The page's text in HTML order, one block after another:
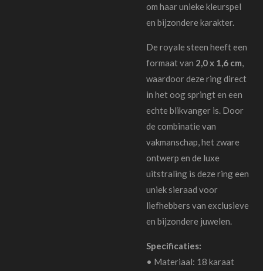
om haar unieke kleurspel
en bijzondere karakter.
De royale steen heeft een
formaat van 2,0 x 1,6 cm,
waardoor deze ring direct
in het oog springt en een
echte blikvanger is. Door
de combinatie van
vakmanschap, het zware
ontwerp en de luxe
uitstraling is deze ring een
uniek sieraad voor
liefhebbers van exclusieve
en bijzondere juwelen.
Specificaties:
• Materiaal: 18 karaat